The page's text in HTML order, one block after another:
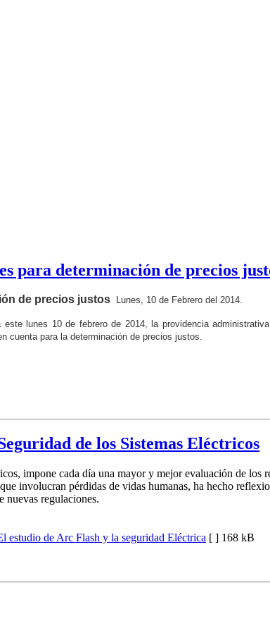
para determinación de precios
de precios justos Lunes, 10 de Febrero del 2014.
lunes 10 de febrero de 2014, la providencia
cuenta para la determinación de precios justos.
de los Sistemas Eléctricos
impone cada día una mayor y mejor evaluación de los
involucran pérdidas de vidas humanas, ha hecho
nuevas regulaciones.
estudio de Arc Flash y la seguridad Eléctrica [ ] 168 kB